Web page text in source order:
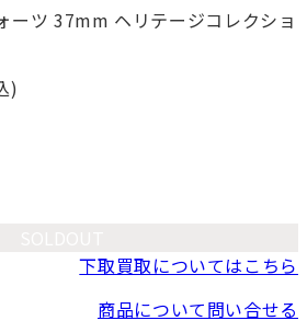
ーツ 37mm ヘリテージコレクショ
)
下取買取についてはこちら
商品について問い合せる